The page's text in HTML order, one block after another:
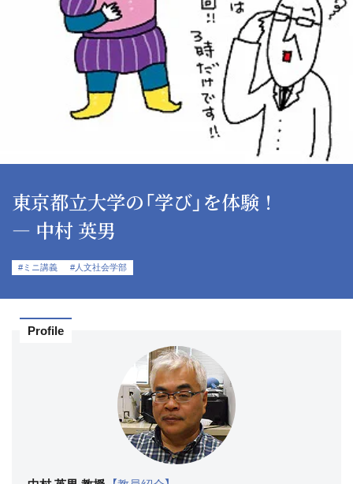
東京都立大学の「学び」を体験！
― 中村 英男
#ミニ講義 #人文社会学部
Profile